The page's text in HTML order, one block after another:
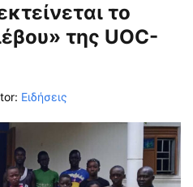
το
της UOC-
Ειδήσεις